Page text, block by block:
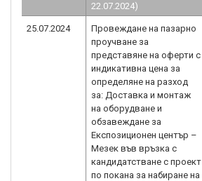
22.07.2024)
25.07.2024
Провеждане на пазарно
проучване за
представяне на оферти с
индикативна цена за
определяне на разход
за: Доставка и монтаж
на оборудване и
обзавеждане за
Експозиционен център –
Мезек във връзка с
кандидатстване с проект
по покана за набиране на